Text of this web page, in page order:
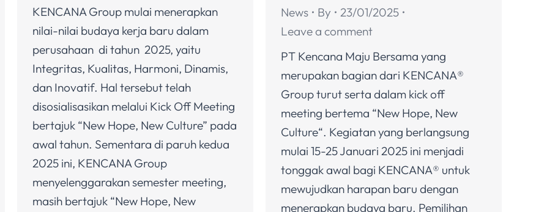
KENCANA Group mulai menerapkan
nilai-nilai budaya kerja baru dalam
perusahaan di tahun 2025, yaitu
Integritas, Kualitas, Harmoni, Dinamis,
dan Inovatif. Hal tersebut telah
disosialisasikan melalui Kick Off Meeting
bertajuk “New Hope, New Culture” pada
awal tahun. Sementara di paruh kedua
2025 ini, KENCANA Group
menyelenggarakan semester meeting,
masih bertajuk “New Hope, New
News By
23/01/2025
Leave a comment
PT Kencana Maju Bersama yang
merupakan bagian dari KENCANA®
Group turut serta dalam kick off
meeting bertema “New Hope, New
Culture“. Kegiatan yang berlangsung
mulai 15-25 Januari 2025 ini menjadi
tonggak awal bagi KENCANA® untuk
mewujudkan harapan baru dengan
menerapkan budaya baru. Pemilihan